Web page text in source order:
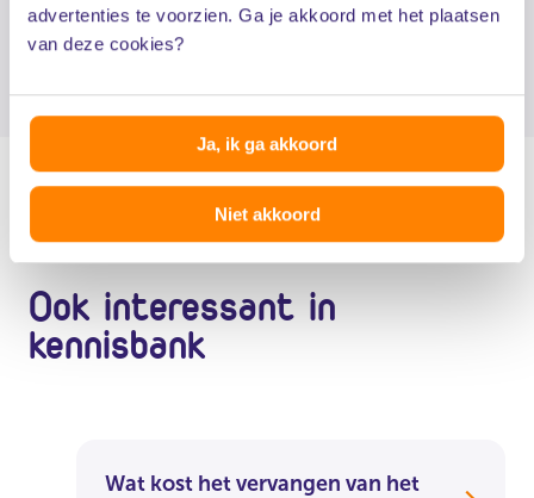
advertenties te voorzien. Ga je akkoord met het plaatsen
van deze cookies?
Ja, ik ga akkoord
Niet akkoord
GroenKeur : keurmerk voor groendak specialisten
Ook interessant in
kennisbank
Wat kost het vervangen van het